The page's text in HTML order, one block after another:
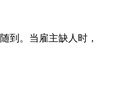
到。当雇主缺人时，